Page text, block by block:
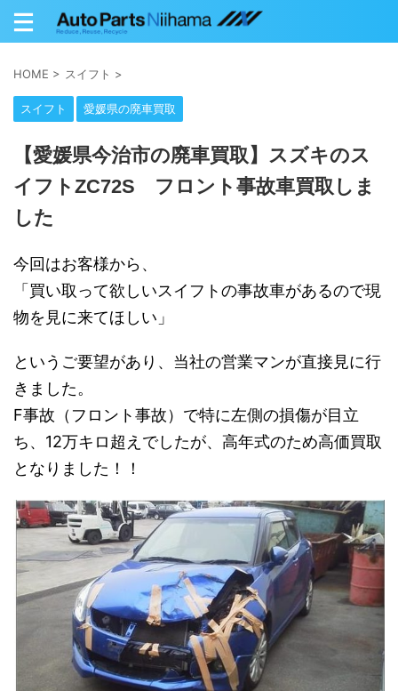
HOME > スイフト >
スイフト 愛媛県の廃車買取
【愛媛県今治市の廃車買取】スズキのス
イフトZC72S フロント事故車買取しま
した
今回はお客様から、
「買い取って欲しいスイフトの事故車があるので現
物を見に来てほしい」
というご要望があり、当社の営業マンが直接見に行
きました。
F事故（フロント事故）で特に左側の損傷が目立
ち、12万キロ超えでしたが、高年式のため高価買取
となりました！！